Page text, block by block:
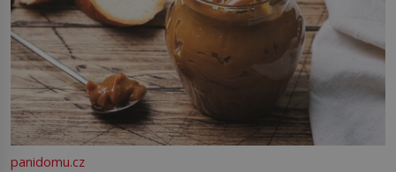
panidomu.cz